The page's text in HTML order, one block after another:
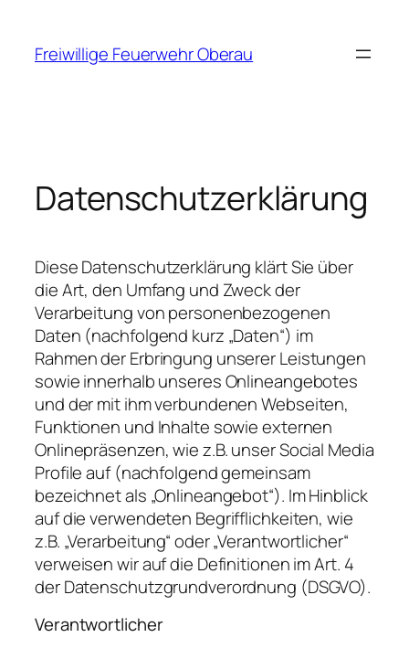
springen
Freiwillige Feuerwehr Oberau
Datenschutzerklärung
Diese Datenschutzerklärung klärt Sie über
die Art, den Umfang und Zweck der
Verarbeitung von personenbezogenen
Daten (nachfolgend kurz „Daten“) im
Rahmen der Erbringung unserer Leistungen
sowie innerhalb unseres Onlineangebotes
und der mit ihm verbundenen Webseiten,
Funktionen und Inhalte sowie externen
Onlinepräsenzen, wie z.B. unser Social Media
Profile auf (nachfolgend gemeinsam
bezeichnet als „Onlineangebot“). Im Hinblick
auf die verwendeten Begrifflichkeiten, wie
z.B. „Verarbeitung“ oder „Verantwortlicher“
verweisen wir auf die Definitionen im Art. 4
der Datenschutzgrundverordnung (DSGVO).
Verantwortlicher